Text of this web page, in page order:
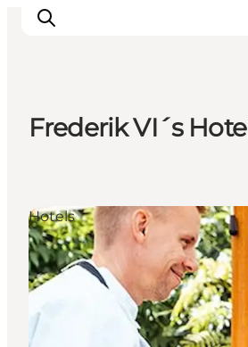
Reiseplanung
Inspiration
Frederik VI´s Hotel
Hotels